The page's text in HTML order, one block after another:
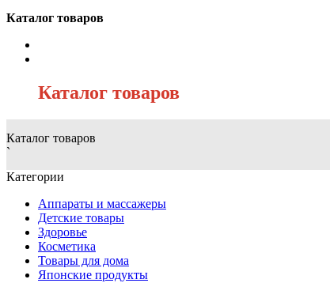
Каталог товаров
Каталог товаров
Каталог товаров
`
Категории
Аппараты и массажеры
Детские товары
Здоровье
Косметика
Товары для дома
Японские продукты